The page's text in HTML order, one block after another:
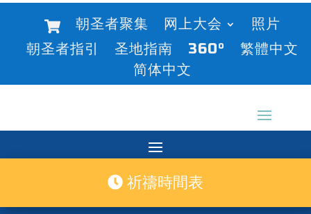
朝圣者聚集 网上大会
照片
朝圣者指引
圣地指南 360°
繁體中文
简体中文
祈禱時間表